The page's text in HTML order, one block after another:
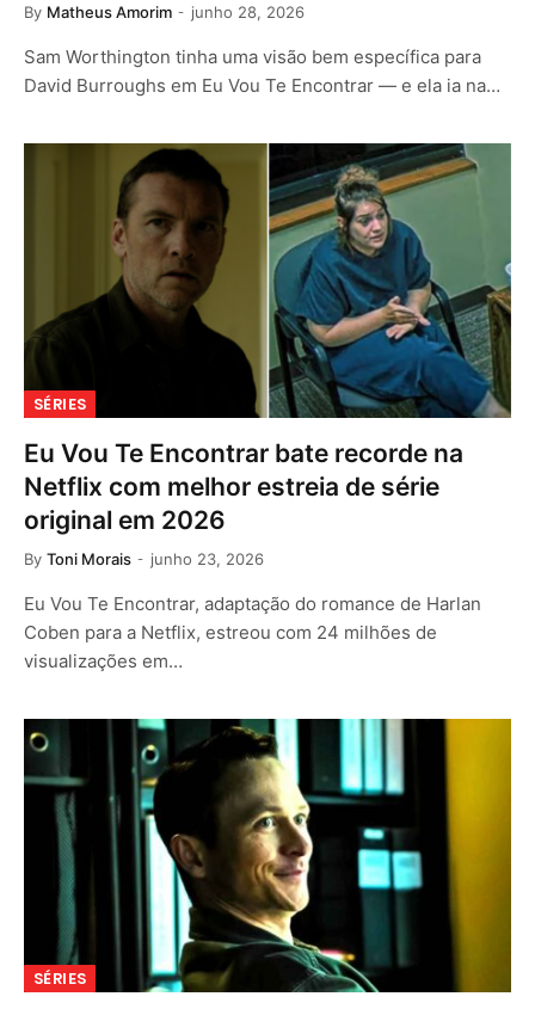
By Matheus Amorim junho 28, 2026
Sam Worthington tinha uma visão bem específica para
David Burroughs em Eu Vou Te Encontrar — e ela ia na…
SÉRIES
Eu Vou Te Encontrar bate recorde na
Netflix com melhor estreia de série
original em 2026
By Toni Morais junho 23, 2026
Eu Vou Te Encontrar, adaptação do romance de Harlan
Coben para a Netflix, estreou com 24 milhões de
visualizações em…
SÉRIES